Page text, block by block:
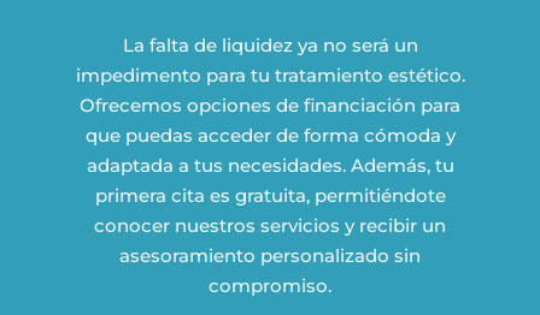
La falta de liquidez ya no será un
impedimento para tu tratamiento estético.
Ofrecemos opciones de financiación para
que puedas acceder de forma cómoda y
adaptada a tus necesidades. Además, tu
primera cita es gratuita, permitiéndote
conocer nuestros servicios y recibir un
asesoramiento personalizado sin
compromiso.